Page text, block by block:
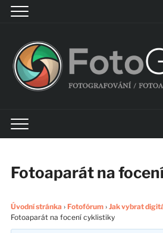
Fotoaparát na
Úvodní stránka › Fotofórum › Jak vybrat
Fotoaparát na focení cyklistiky